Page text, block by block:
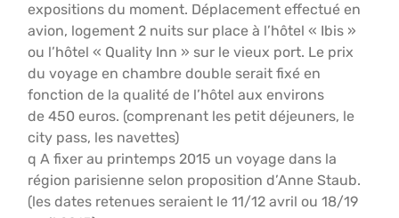
expositions du moment. Déplacement effectué en
avion, logement 2 nuits sur place à l’hôtel « Ibis »
ou l’hôtel « Quality Inn » sur le vieux port. Le prix
du voyage en chambre double serait fixé en
fonction de la qualité de l’hôtel aux environs
de 450 euros. (comprenant les petit déjeuners, le
city pass, les navettes)
q A fixer au printemps 2015 un voyage dans la
région parisienne selon proposition d’Anne Staub.
(les dates retenues seraient le 11/12 avril ou 18/19